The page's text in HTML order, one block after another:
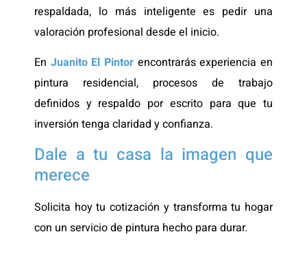
respaldada, lo más inteligente es pedir una
valoración profesional desde el inicio.
En Juanito El Pintor encontrarás experiencia en
pintura residencial, procesos de trabajo
definidos y respaldo por escrito para que tu
inversión tenga claridad y confianza.
Dale a tu casa la imagen que
merece
Solicita hoy tu cotización y transforma tu hogar
con un servicio de pintura hecho para durar.